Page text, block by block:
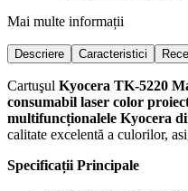
Mai multe informații
Descriere Caracteristici
Cartuşul Kyocera TK-5220
consumabil laser color
multifuncționalele Kyocera
calitate excelentă a culorilor,
Specificații Principale